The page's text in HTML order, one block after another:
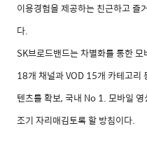
이용경험을 제공하는 친근하고 즐
다.
SK브로드밴드는 차별화를 통한
18개 채널과VOD 15개 카테고리
텐츠를 확보,국내 No 1.모바일
조기 자리매김토록 할 방침이다.